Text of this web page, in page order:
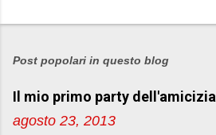
P
s
a
u
Post popolari in questo blog
Il mio primo party dell'amicizia
agosto 23, 2013